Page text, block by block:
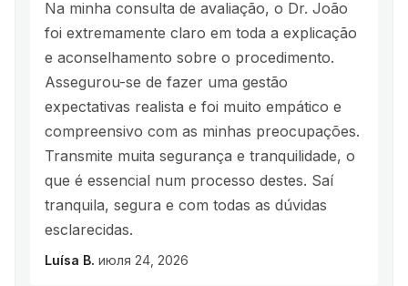
Na minha consulta de avaliação, o Dr. João
foi extremamente claro em toda a explicação
e aconselhamento sobre o procedimento.
Assegurou-se de fazer uma gestão
expectativas realista e foi muito empático e
compreensivo com as minhas preocupações.
Transmite muita segurança e tranquilidade, o
que é essencial num processo destes. Saí
tranquila, segura e com todas as dúvidas
esclarecidas.
Luísa B. июля 24, 2026